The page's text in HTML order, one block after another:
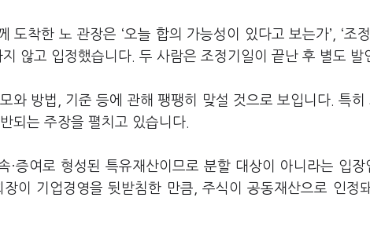
도착한 노 관장은 ‘오늘 합의 가능성이 있다고 보는가’ , ‘조
않고 입정했습니다. 두 사람은 조정기일이 끝난 후 별도 발
와 방법, 기준 등에 관해 팽팽히 맞설 것으로 보입니다. 특히
되는 주장을 펼치고 있습니다.
·증여로 형성된 특유재산이므로 분할 대상이 아니라는 입
이 기업경영을 뒷받침한 만큼, 주식이 공동재산으로 인정